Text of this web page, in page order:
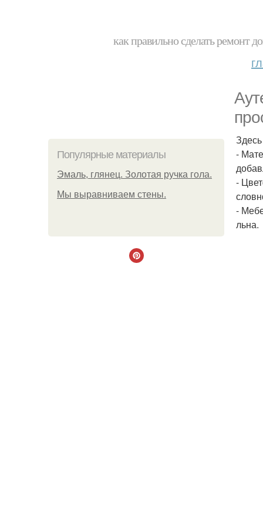
как правильно сделать ремонт
Популярные материалы
Эмаль, глянец. Золотая ручка гола.
Мы выравниваем стены.
-
-
-
льна.